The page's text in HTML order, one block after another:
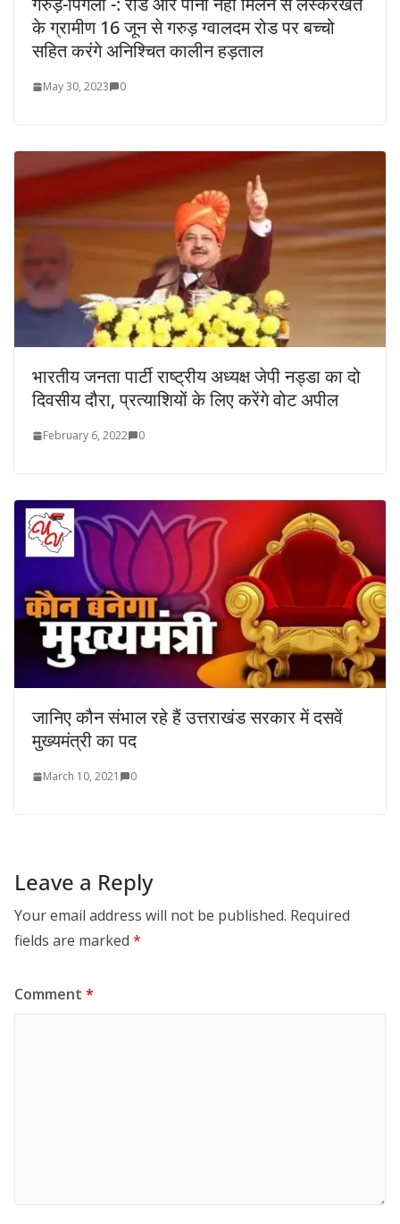
के ग्रामीण 16 जून से गरुड़ ग्वालदम रोड पर बच्चो
सहित करंगे अनिश्चित कालीन हड़ताल
May 30, 2023 0
भारतीय जनता पार्टी राष्ट्रीय अध्यक्ष जेपी नड्डा का दो
दिवसीय दौरा, प्रत्याशियों के लिए करेंगे वोट अपील
February 6, 2022 0
जानिए कौन संभाल रहे हैं उत्तराखंड सरकार में दसवें
मुख्यमंत्री का पद
March 10, 2021 0
Leave a Reply
Your email address will not be published. Required
fields are marked *
Comment *